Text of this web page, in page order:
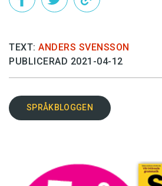
TEXT: ANDERS SVENSSON
PUBLICERAD 2021-04-12
SPRÅKBLOGGEN